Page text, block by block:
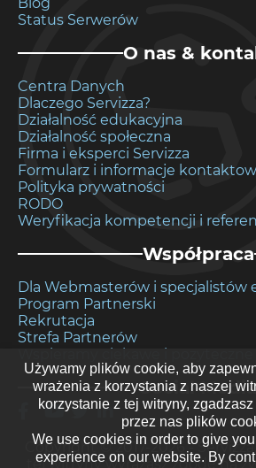
Używamy plików cookie, aby
wrażenia z korzystania z naszej
korzystanie z tej witryny,
przez nas plików
We use cookies in order to give
experience on our website. By
Blog
Status Serwerów
O nas &
Centra Danych
Dlaczego Servizza?
Działalność edukacyjna
Działalność społeczna
Firma i eksperci Servizza
Formularz i informacje
Polityka prywatności
RODO
Weryfikacja kompetencji i
Współpraca
Dla Webmasterów i specjalistów
Program Partnerski
Rekrutacja
Strefa Partnerów
Social Media
Facebook
YouTube
X
(Twitter)
LinkedIn
Copyright © 2017-2026 - Servizza
tej witryny wyrażasz zgodę na